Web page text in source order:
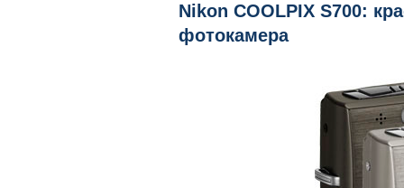
Nikon COOLPIX S700:
фотокамера